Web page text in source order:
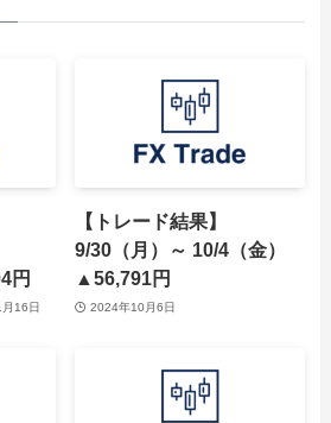
円
16日
【トレード結果】
9/30（月）～ 10/4（金）
▲56,791円
2024年10月6日